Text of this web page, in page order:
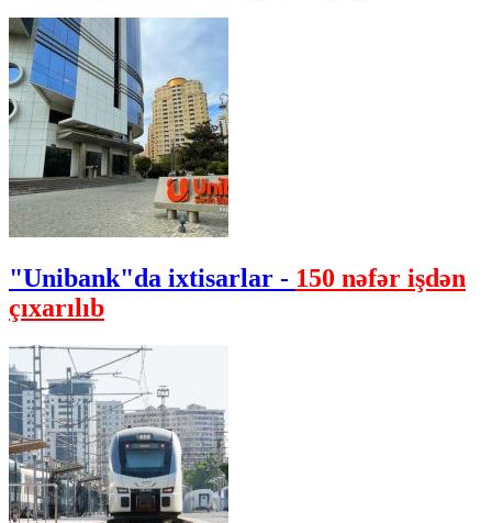
"Unibank"da ixtisarlar - 150 nəfər işdən
çıxarılıb